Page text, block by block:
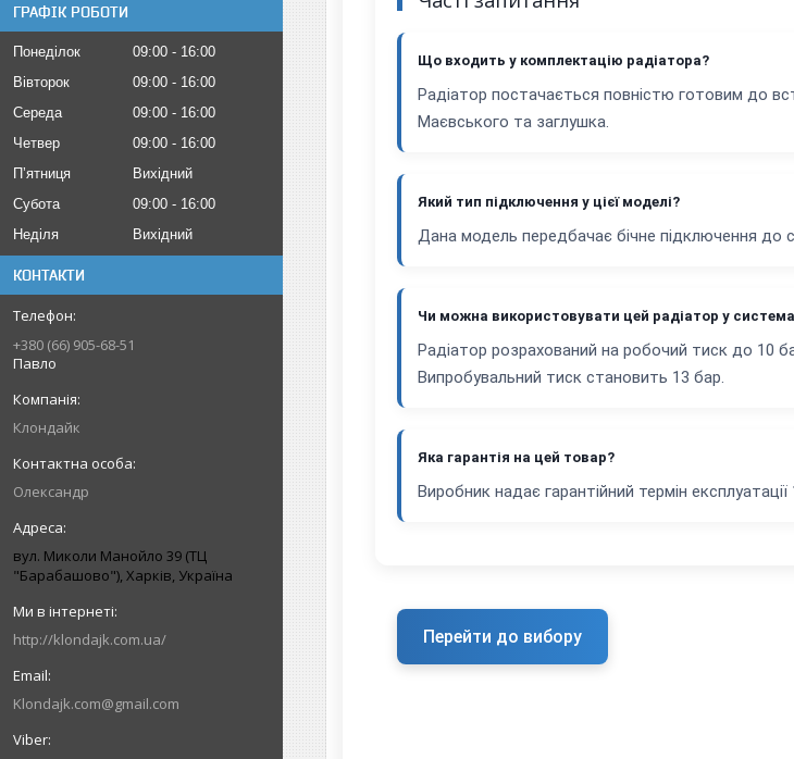
ГРАФІК РОБОТИ
Понеділок 09:00
16:00
Вівторок
09:00
16:00
Середа
09:00
16:00
Четвер
09:00
16:00
Пʼятниця
Вихідний
Субота
09:00
16:00
Неділя
Вихідний
КОНТАКТИ
+380 (66) 905-68-51
Павло
Клондайк
Олександр
вул. Миколи Манойло 39 (ТЦ
"Барабашово"), Харків, Україна
http://klondajk.com.ua/
Klondajk.com@gmail.com
Що входить у комплектацію радіатора?
Радіатор постачається повністю готовим до
Маєвського та заглушка.
Який тип підключення у цієї моделі?
Дана модель передбачає бічне підключення до
Чи можна використовувати цей радіатор у
Радіатор розрахований на робочий тиск до 10
Випробувальний тиск становить 13 бар.
Яка гарантія на цей товар?
Виробник надає гарантійний термін експлуатації
Перейти до вибору